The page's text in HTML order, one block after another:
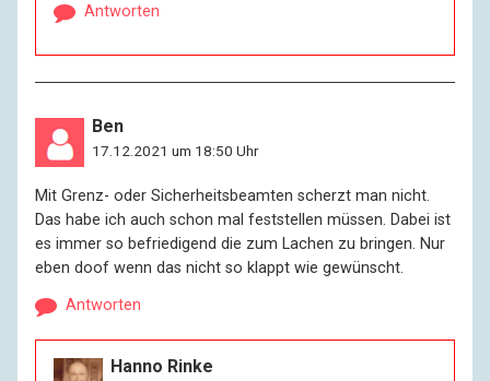
Antworten
Ben
17.12.2021 um 18:50 Uhr
Mit Grenz- oder Sicherheitsbeamten scherzt man nicht.
Das habe ich auch schon mal feststellen müssen. Dabei ist
es immer so befriedigend die zum Lachen zu bringen. Nur
eben doof wenn das nicht so klappt wie gewünscht.
Antworten
Hanno Rinke